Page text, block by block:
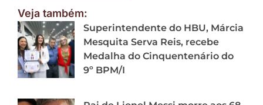
Veja também:
Superintendente do HBU, Márcia
Mesquita Serva Reis, recebe
Medalha do Cinquentenário do
9º BPM/I